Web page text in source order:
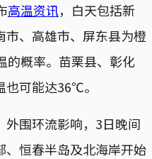
高温资讯，白天包括新
市、高雄市、屏东县为橙
概率。苗栗县、彰化
可能达36℃。
围环流影响，3日晚间
恒春半岛及北海岸开始